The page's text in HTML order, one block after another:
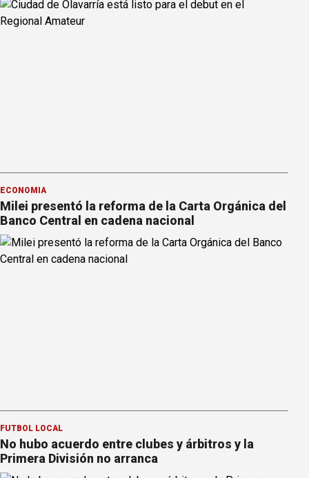
ECONOMÍA
Milei presentó la reforma de la Carta Orgánica del
Banco Central en cadena nacional
FÚTBOL LOCAL
No hubo acuerdo entre clubes y árbitros y la
Primera División no arranca